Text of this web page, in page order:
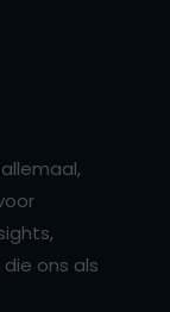
ons als